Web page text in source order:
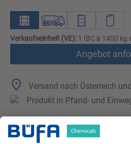
Verkaufseinheit (VE): 1 IBC à 1400 kg
Angebot
Versand nach Österreich
Produkt in Pfand- und
Technische